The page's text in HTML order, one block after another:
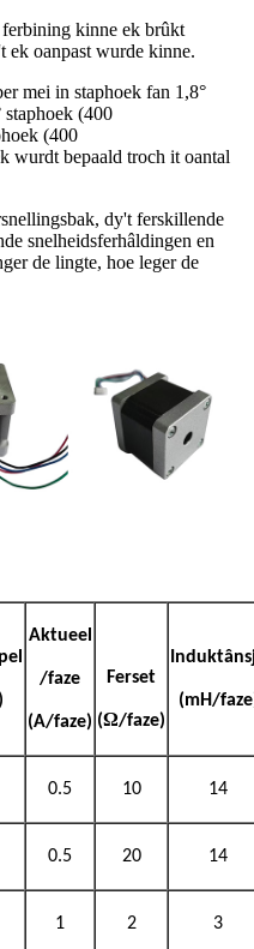
kinne ek brûkt
ek oanpast wurde kinne.
mei in staphoek fan 1,8°
(400
(400
wurdt bepaald troch it oantal
dy't ferskillende
snelheidsferhâldingen en
de lingte, hoe leger de
Aktueel
/faze
(A/faze)
Ferset
(Ω/faze)
(mH/
0.5 10 14
0.5 20 14
1 2 3